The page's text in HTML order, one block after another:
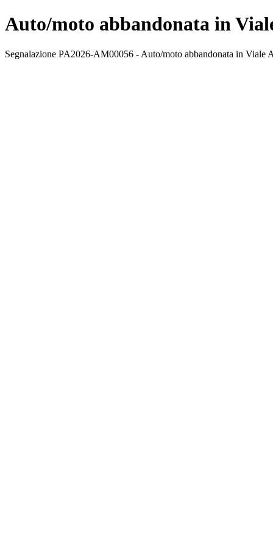
Auto/moto abbandonata in
Segnalazione PA2026-AM00056 - Auto/moto abbandonata in Viale